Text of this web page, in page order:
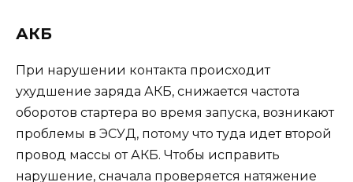
АКБ
При нарушении контакта происходит
ухудшение заряда АКБ, снижается частота
оборотов стартера во время запуска, возникают
проблемы в ЭСУД, потому что туда идет второй
провод массы от АКБ. Чтобы исправить
нарушение, сначала проверяется натяжение